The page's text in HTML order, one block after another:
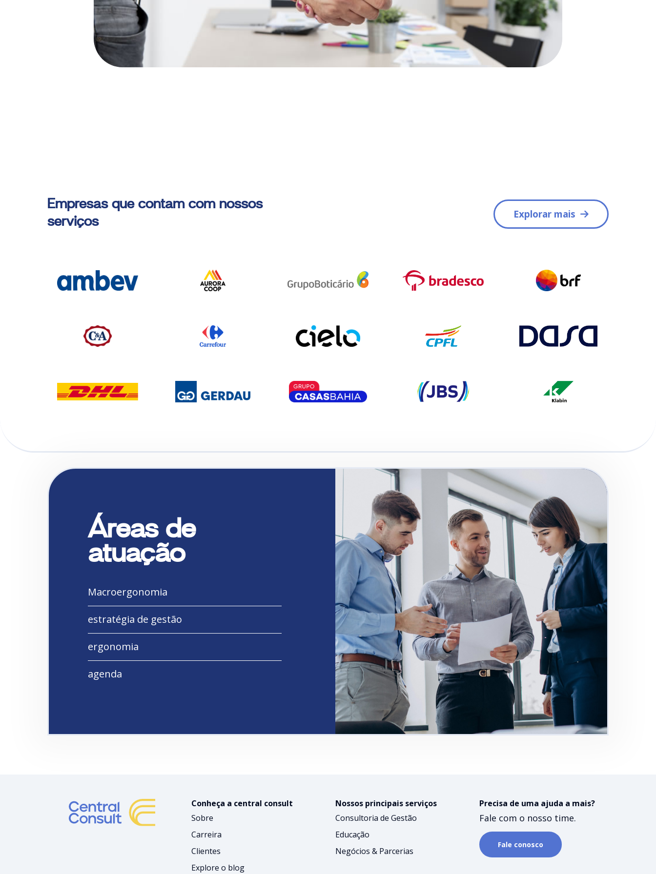
Empresas que contam com nossos
serviços
Explorar mais
Áreas de
atuação
Macroergonomia
estratégia de gestão
ergonomia
agenda
Conheça a central consult
Sobre
Carreira
Clientes
Explore o blog
Nossos principais serviços
Consultoria de Gestão
Educação
Negócios & Parcerias
Precisa de uma ajuda a mais?
Fale com o nosso time.
Fale conosco